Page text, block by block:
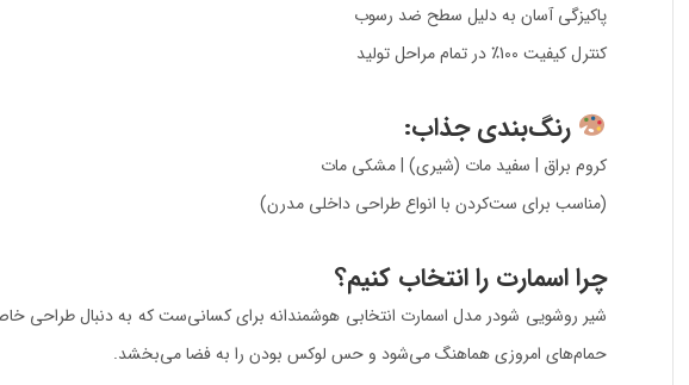
پاکیزگی آسان به دلیل سطح ضد رسوب
کنترل کیفیت 100٪ در تمام مراحل تولید
رنگ‌بندی جذاب:
کروم براق | سفید مات (شیری) | مشکی مات
(مناسب برای ست‌کردن با انواع طراحی داخلی مدرن)
چرا اسمارت را انتخاب کنیم؟
شیر روشویی شودر مدل اسمارت انتخابی هوشمندانه برای کسانی‌ست که به دنبال طراحی
حمام‌های امروزی هماهنگ می‌شود و حس لوکس بودن را به فضا می‌بخشد.